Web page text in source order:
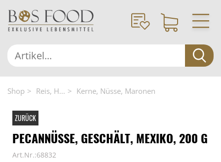
Shop Reis, H... Kerne, Nüsse, Maronen
ZURÜCK
PECANNÜSSE, GESCHÄLT, MEXIKO, 200 G
Art.Nr.:68832